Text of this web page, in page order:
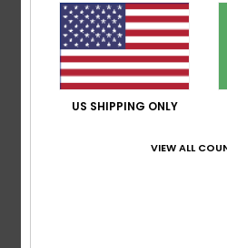
Comfort: 5/5 Rapporto qualità-
Colore: 5/5
5 /
US SHIPPING ONLY
VIEW ALL